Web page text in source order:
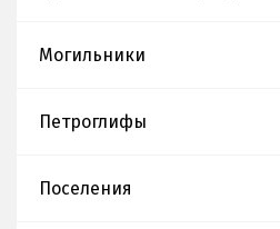
Могильники
Петроглифы
Поселения